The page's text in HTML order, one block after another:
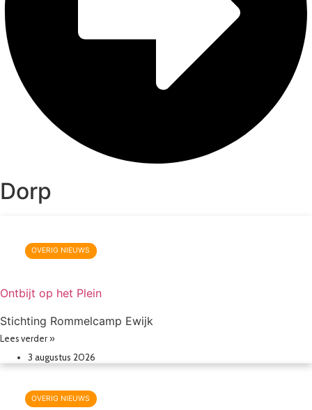
Dorp
OVERIG NIEUWS
Ontbijt op het Plein
Stichting Rommelcamp Ewijk
Lees verder »
3 augustus 2026
OVERIG NIEUWS